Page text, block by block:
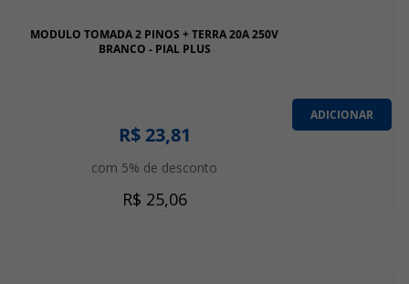
MODULO TOMADA 2 PINOS + TERRA 20A 250V
BRANCO - PIAL PLUS
R$ 23,81
com 5% de desconto
R$ 25,06
ADICIONAR